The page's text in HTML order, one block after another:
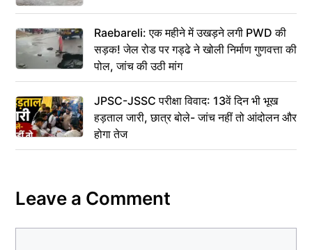
Raebareli: एक महीने में उखड़ने लगी PWD की
सड़क! जेल रोड पर गड्ढे ने खोली निर्माण गुणवत्ता की
पोल, जांच की उठी मांग
JPSC-JSSC परीक्षा विवाद: 13वें दिन भी भूख
हड़ताल जारी, छात्र बोले- जांच नहीं तो आंदोलन और
होगा तेज
Leave a Comment